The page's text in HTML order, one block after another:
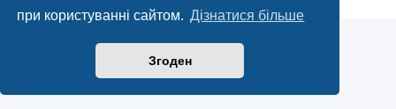
при користуванні сайтом. Дізнатися більше
Згоден